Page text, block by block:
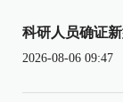
科研人员确证
2026-08-06 09:47